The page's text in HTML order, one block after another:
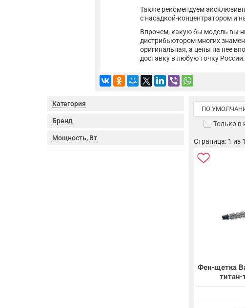
Также рекомендуем
с насадкой-концентратором и
Впрочем, какую бы модель вы
дистрибьютором многих
оригинальная, а цены на нее
доставку в любую точку России.
Категория
Бренд
Мощность, Вт
ПО
Только в
Страница: 1 из
Фен-щетка